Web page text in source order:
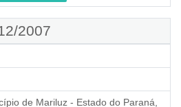
2007
de Mariluz - Estado do Paraná,